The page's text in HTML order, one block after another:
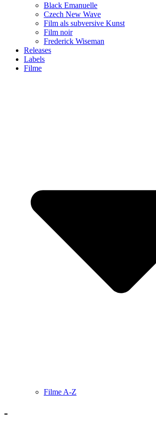
Black Emanuelle
Czech New Wave
Film als subversive Kunst
Film noir
Frederick Wiseman
Releases
Labels
Filme
Filme A-Z
-